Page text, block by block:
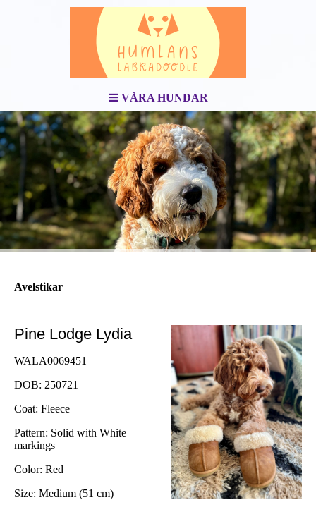
VÅRA HUNDAR
Avelstikar
Pine Lodge Lydia
WALA0069451
DOB: 250721
Coat: Fleece
Pattern: Solid with White
markings
Color: Red
Size: Medium (51 cm)